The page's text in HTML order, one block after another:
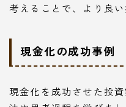
考えることで、より良
現金化の成功事例
現金化を成功させた投